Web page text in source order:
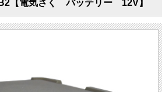
【電気さく バッテリー 12V】